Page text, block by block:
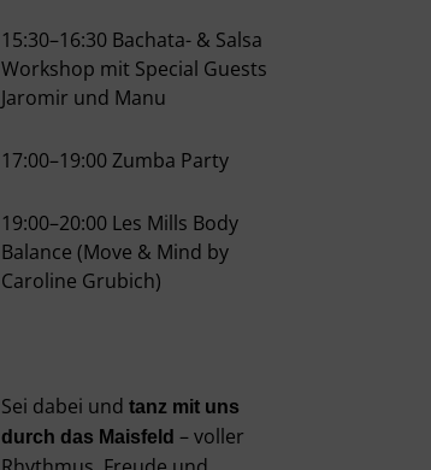
15:30–16:30 Bachata- & Salsa
Workshop mit Special Guests
Jaromir und Manu
17:00–19:00 Zumba Party
19:00–20:00 Les Mills Body
Balance (Move & Mind by
Caroline Grubich)
Sei dabei undtanz mit uns
durch das Maisfeld – voller